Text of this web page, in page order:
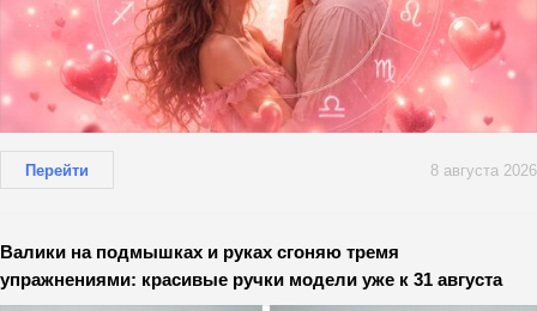
Перейти 8 августа 2026
Валики на подмышках и руках сгоняю тремя
упражнениями: красивые ручки модели уже к 31 августа